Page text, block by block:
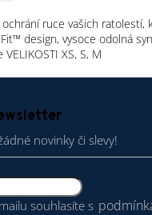
ochrání ruce vašich
design, vysoce odolná
XS, S, M
novinky či slevy!
souhlasíte s